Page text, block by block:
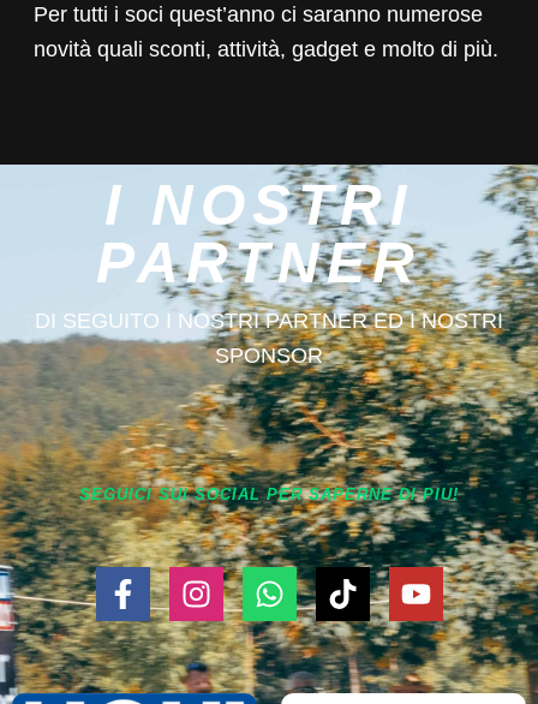
Per tutti i soci quest’anno ci saranno numerose
novità quali sconti, attività, gadget e molto di più.
I NOSTRI
PARTNER
DI SEGUITO I NOSTRI PARTNER ED I NOSTRI
SPONSOR
SEGUICI SUI SOCIAL PER SAPERNE DI PIU!